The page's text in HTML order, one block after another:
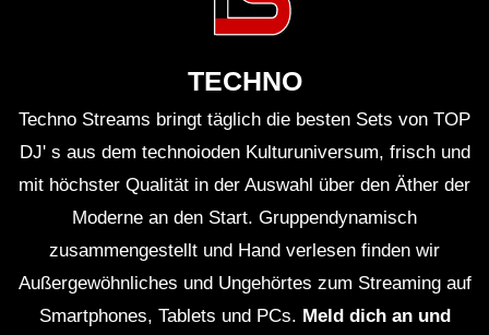
TECHNO
Techno Streams bringt täglich die besten Sets von TOP
DJ' s aus dem technoioden Kulturuniversum, frisch und
mit höchster Qualität in der Auswahl über den Äther der
Moderne an den Start. Gruppendynamisch
zusammengestellt und Hand verlesen finden wir
Außergewöhnliches und Ungehörtes zum Streaming auf
Smartphones, Tablets und PCs. Meld dich an und